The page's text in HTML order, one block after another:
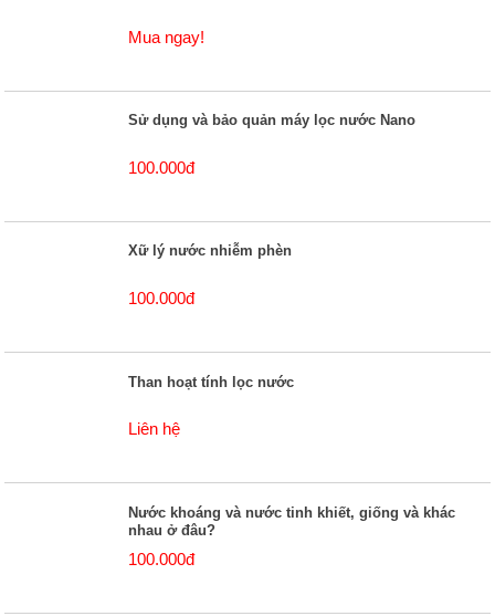
Mua ngay!
Sử dụng và bảo quản máy lọc nước Nano
100.000đ
Xữ lý nước nhiễm phèn
100.000đ
Than hoạt tính lọc nước
Liên hệ
Nước khoáng và nước tinh khiết, giống và khác
nhau ở đâu?
100.000đ